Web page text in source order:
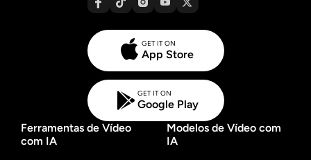
GET IT ON
App Store
GET IT ON
Google Play
Ferramentas de Vídeo
com IA
Modelos de Vídeo com
IA